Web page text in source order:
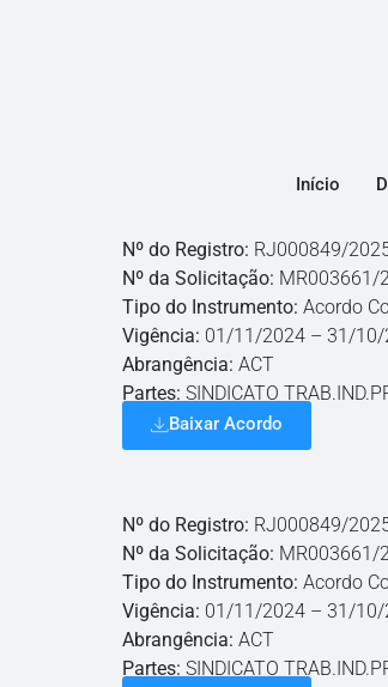
Início
Nº do Registro: RJ000849/
Nº da Solicitação: MR003661/
Tipo do Instrumento: Acordo
Vigência: 01/11/2024 – 31/10/
Abrangência: ACT
Partes: SINDICATO
Baixar Acordo
Nº do Registro: RJ000849/
Nº da Solicitação: MR003661/
Tipo do Instrumento: Acordo
Vigência: 01/11/2024 – 31/10/
Abrangência: ACT
Partes: SINDICATO